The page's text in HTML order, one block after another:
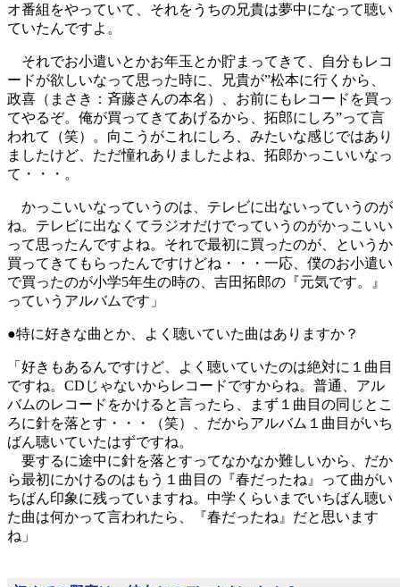
オ番組をやっていて、それをうちの兄貴は夢中になって聴い
ていたんですよ。
それでお小遣いとかお年玉とか貯まってきて、自分もレコ
ードが欲しいなって思った時に、兄貴が”松本に行くから、
政喜（まさき：斉藤さんの本名）、お前にもレコードを買っ
てやるぞ。俺が買ってきてあげるから、拓郎にしろ”って言
われて（笑）。向こうがこれにしろ、みたいな感じではあり
ましたけど、ただ憧れありましたよね、拓郎かっこいいなっ
て・・・。
かっこいいなっていうのは、テレビに出ないっていうのが
ね。テレビに出なくてラジオだけでっていうのがかっこいい
って思ったんですよね。それで最初に買ったのが、というか
買ってきてもらったんですけどね・・・一応、僕のお小遣い
で買ったのが小学5年生の時の、吉田拓郎の『元気です。』
っていうアルバムです」
●特に好きな曲とか、よく聴いていた曲はありますか？
「好きもあるんですけど、よく聴いていたのは絶対に１曲目
ですね。CDじゃないからレコードですからね。普通、アル
バムのレコードをかけると言ったら、まず１曲目の同じとこ
ろに針を落とす・・・（笑）、だからアルバム１曲目がいち
ばん聴いていたはずですね。
要するに途中に針を落とすってなかなか難しいから、だか
ら最初にかけるのはもう１曲目の『春だったね』って曲がい
ちばん印象に残っていますね。中学くらいまでいちばん聴い
た曲は何かって言われたら、『春だったね』だと思います
ね」